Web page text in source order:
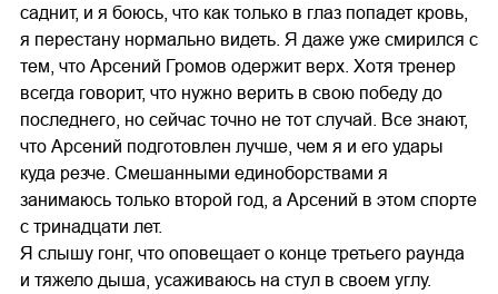
саднит, и я боюсь, что как только в глаз попадет кровь,
я перестану нормально видеть. Я даже уже смирился с
тем, что Арсений Громов одержит верх. Хотя тренер
всегда говорит, что нужно верить в свою победу до
последнего, но сейчас точно не тот случай. Все знают,
что Арсений подготовлен лучше, чем я и его удары
куда резче. Смешанными единоборствами я
занимаюсь только второй год, а Арсений в этом спорте
с тринадцати лет.
Я слышу гонг, что оповещает о конце третьего раунда
и тяжело дыша, усаживаюсь на стул в своем углу.